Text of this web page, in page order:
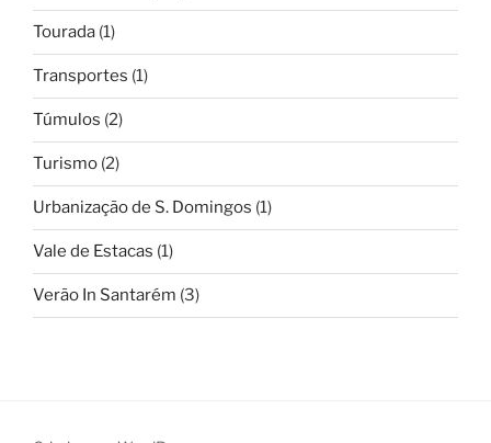
Tourada (1)
Transportes (1)
Túmulos (2)
Turismo (2)
Urbanização de S. Domingos (1)
Vale de Estacas (1)
Verão In Santarém (3)